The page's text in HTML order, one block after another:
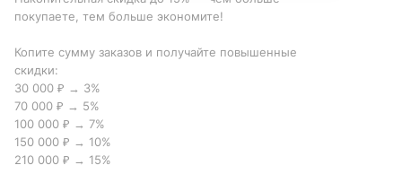
покупаете, тем больше экономите!
Копите сумму заказов и получайте повышенные
скидки:
30 000 ₽ → 3%
70 000 ₽ → 5%
100 000 ₽ → 7%
150 000 ₽ → 10%
210 000 ₽ → 15%